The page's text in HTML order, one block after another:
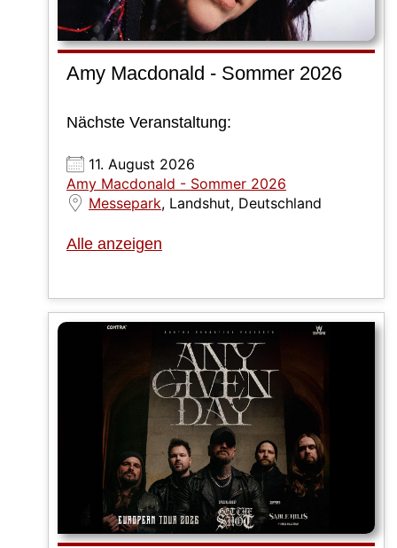
Amy Macdonald - Sommer 2026
Nächste Veranstaltung:
11. August 2026
Amy Macdonald - Sommer 2026
Messepark, Landshut, Deutschland
Alle anzeigen